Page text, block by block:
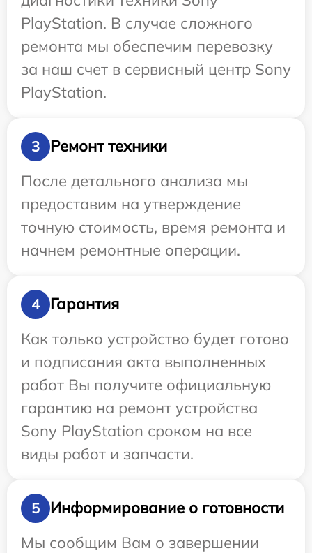
PlayStation. В случае сложного
ремонта мы обеспечим перевозку
за наш счет в сервисный центр Sony
PlayStation.
3
Ремонт техники
После детального анализа мы
предоставим на утверждение
точную стоимость, время ремонта и
начнем ремонтные операции.
4
Гарантия
Как только устройство будет готово
и подписания акта выполненных
работ Вы получите официальную
гарантию на ремонт устройства
Sony PlayStation сроком на все
виды работ и запчасти.
5
Информирование о готовности
Мы сообщим Вам о завершении